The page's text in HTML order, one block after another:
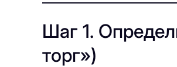
Шаг 1.
торг»)